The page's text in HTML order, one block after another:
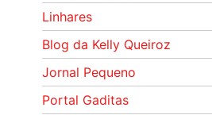
Linhares
Blog da Kelly Queiroz
Jornal Pequeno
Portal Gaditas